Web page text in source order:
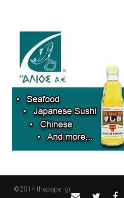
©2014 thepaper.gr